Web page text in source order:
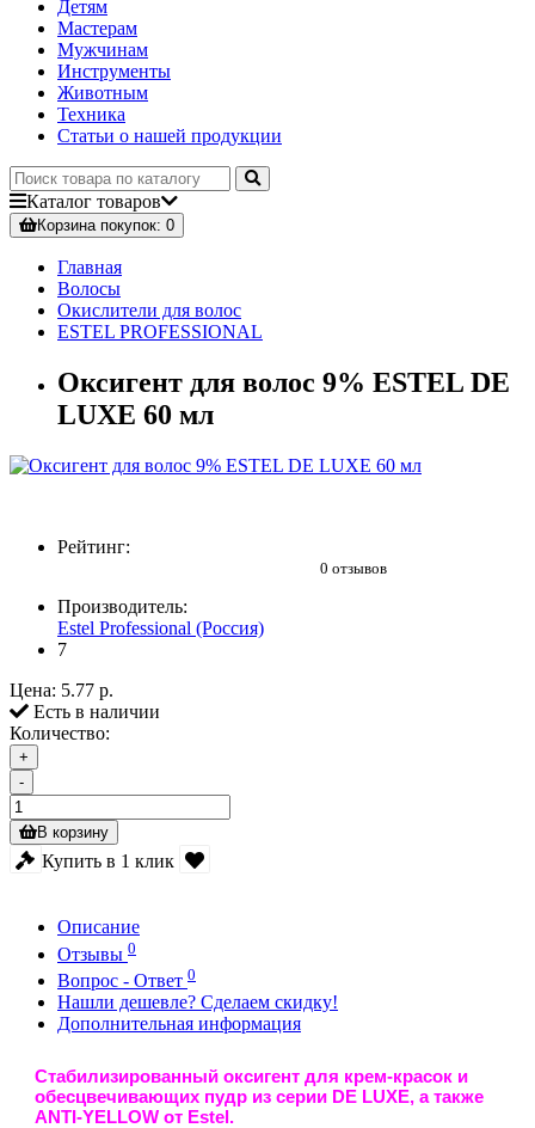
Детям
Мастерам
Мужчинам
Инструменты
Животным
Техника
Статьи о нашей продукции
Каталог товаров
Корзинапокупок: 0
Главная
Волосы
Окислители для волос
ESTEL PROFESSIONAL
Оксигент для волос 9% ESTEL DE
LUXE 60 мл
Рейтинг:
0 отзывов
Производитель:
Estel Professional (Россия)
7
Цена: 5.77 р.
Есть в наличии
Количество:
+
-
В корзину
Купить в 1 клик
Описание
Отзывы 0
Вопрос - Ответ 0
Нашли дешевле? Сделаем скидку!
Дополнительная информация
Стабилизированный оксигент для крем-красок и
обесцвечивающих пудр из серии DE LUXE, а также
ANTI-YELLOW от Estel.